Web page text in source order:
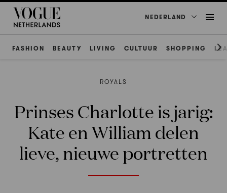
NEDERLAND
FASHION BEAUTY LIVING CULTUUR SHOPPING
ROYALS
Prinses Charlotte is jarig:
Kate en William delen
lieve, nieuwe portretten